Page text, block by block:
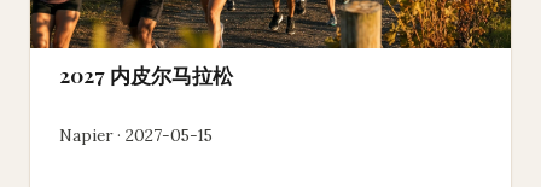
2027 内皮尔马拉松
Napier · 2027-05-15